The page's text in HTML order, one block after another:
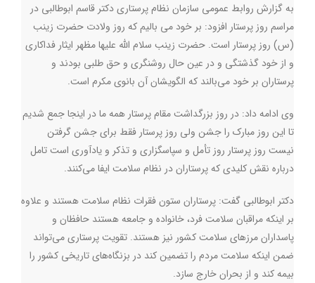
به گزارش روابط عمومی سازمان نظام پرستاری دکتر قاسم ابوطالبی در
مراسم روز پرستار افزود: بر خود می بالیم که روز ولادت حضرت زینب
(س) روز پرستار است. حضرت زینب سلام الله علیها مظهر ایثار فداکاری
و از خود گذشتگی و در عین حال روشنگری و حق طلبی بودند و
پرستاران بر خود می‌بالند که الگویشان آن بانوی مکرم است.
وی ادامه داد: در روز بزرگداشت مقام پرستار همه ما در اینجا جمع شدیم
تا این روز مبارک را جشن ولی روز پرستار فقط برای جشن گرفتن
نیست روز پرستار روز تأمل و سپاسگزاری و تذکر و یادآوری است تامل
درباره نقش کلیدی که پرستاران در نظام سلامت ایفا می‌کنند.
دکتر ابوطالبی گفت: پرستاران ستون فقرات نظام سلامت هستند و علاوه
بر اینکه مراقبان سلامت فرد، خانواده و جامعه هستند حافظان و
پاسداران مرزهای سلامت کشور نیز هستند. تقویت پرستاری می‌تواند
ضمن اینکه سلامت مردم را تضمین کند در بزنگاه‌های تاریخی کشور را
بیمه کند و از بحران خارج سازد.